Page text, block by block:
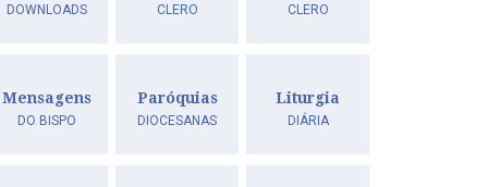
DOWNLOADS CLERO CLERO
Mensagens
DO BISPO
Paróquias
DIOCESANAS
Liturgia
DIÁRIA